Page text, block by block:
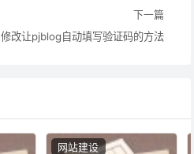
下一篇
修改让pjblog自动填写验证码的方法
网站建设